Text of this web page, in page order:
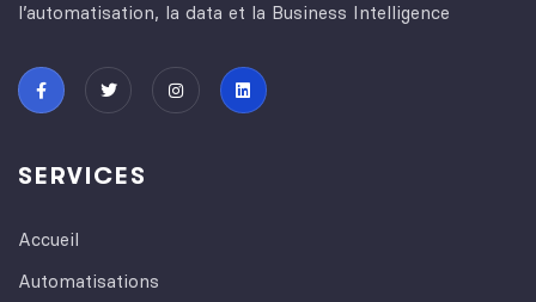
l’automatisation, la data et la Business Intelligence
SERVICES
Accueil
Automatisations